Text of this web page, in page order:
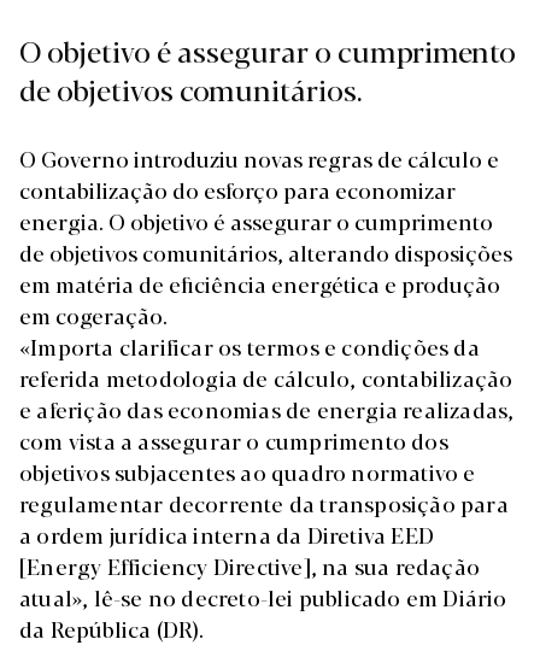
O objetivo é assegurar o cumprimento
de objetivos comunitários.
O Governointroduziu novas regras de cálculo e
contabilização do esforço para economizar
energia. O objetivo é assegurar o cumprimento
de objetivos comunitários, alterando disposições
em matéria de eficiência energética e produção
em cogeração.
«Importa clarificar os termos e condições da
referida metodologia de cálculo, contabilização
e aferição das economias de energia realizadas,
com vista a assegurar o cumprimento dos
objetivos subjacentes ao quadro normativo e
regulamentar decorrente da transposição para
a ordem jurídica interna da Diretiva EED
[Energy Efficiency Directive], na sua redação
atual», lê-se no decreto-lei publicado em Diário
da República (DR).